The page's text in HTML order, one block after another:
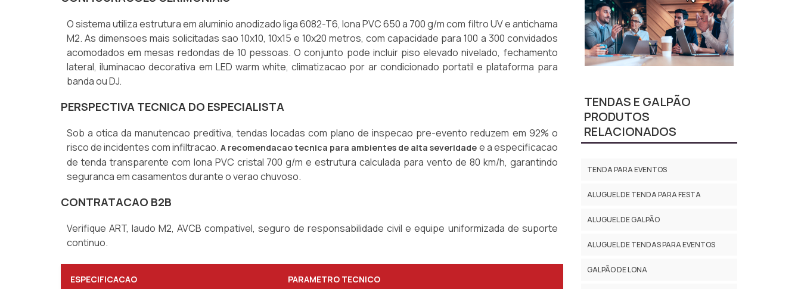
O sistema utiliza estrutura em aluminio anodizado liga 6082-T6, lona PVC 650 a 700 g/m com filtro UV e antichama
M2. As dimensoes mais solicitadas sao 10x10, 10x15 e 10x20 metros, com capacidade para 100 a 300 convidados
acomodados em mesas redondas de 10 pessoas. O conjunto pode incluir piso elevado nivelado, fechamento
lateral, iluminacao decorativa em LED warm white, climatizacao por ar condicionado portatil e plataforma para
banda ou DJ.
PERSPECTIVA TECNICA DO ESPECIALISTA
Sob a otica da manutencao preditiva, tendas locadas com plano de inspecao pre-evento reduzem em 92% o
risco de incidentes com infiltracao.A recomendacao tecnica para ambientes de alta severidade e a especificacao
de tenda transparente com lona PVC cristal 700 g/m e estrutura calculada para vento de 80 km/h, garantindo
seguranca em casamentos durante o verao chuvoso.
CONTRATACAO B2B
Verifique ART, laudo M2, AVCB compativel, seguro de responsabilidade civil e equipe uniformizada de suporte
continuo.
ESPECIFICACAO PARAMETRO TECNICO
TENDAS E GALPÃO
PRODUTOS
RELACIONADOS
TENDA PARA EVENTOS
ALUGUEL DE TENDA PARA FESTA
ALUGUEL DE GALPÃO
ALUGUEL DE TENDAS PARA EVENTOS
GALPÃO DE LONA